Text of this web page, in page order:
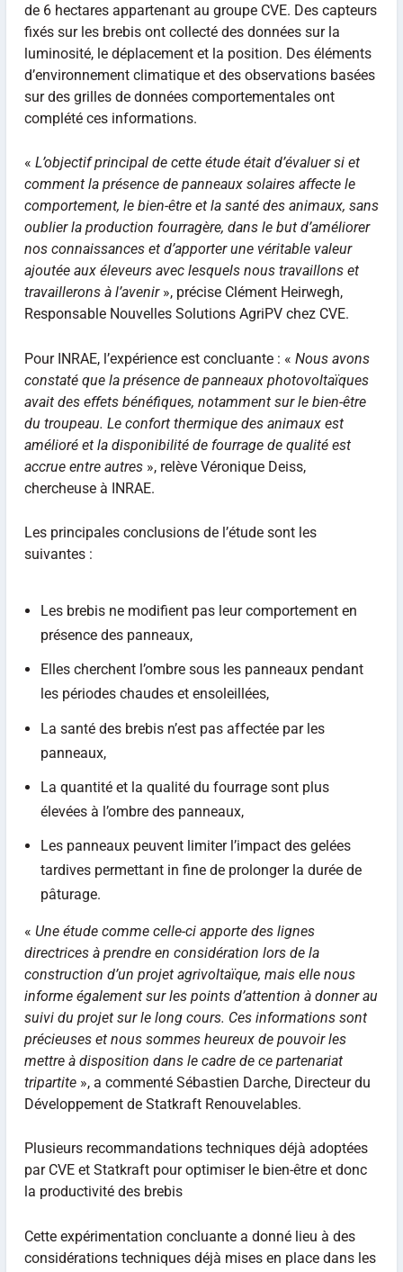
de 6 hectares appartenant au groupe CVE. Des capteurs
fixés sur les brebis ont collecté des données sur la
luminosité, le déplacement et la position. Des éléments
d’environnement climatique et des observations basées
sur des grilles de données comportementales ont
complété ces informations.
« L’objectif principal de cette étude était d’évaluer si et
comment la présence de panneaux solaires affecte le
comportement, le bien-être et la santé des animaux, sans
oublier la production fourragère, dans le but d’améliorer
nos connaissances et d’apporter une véritable valeur
ajoutée aux éleveurs avec lesquels nous travaillons et
travaillerons à l’avenir», précise Clément Heirwegh,
Responsable Nouvelles Solutions AgriPV chez CVE.
Pour INRAE, l’expérience est concluante : « Nous avons
constaté que la présence de panneaux photovoltaïques
avait des effets bénéfiques, notamment sur le bien-être
du troupeau. Le confort thermique des animaux est
amélioré et la disponibilité de fourrage de qualité est
accrue entre autres», relève Véronique Deiss,
chercheuse à INRAE.
Les principales conclusions de l’étude sont les
suivantes :
Les brebis ne modifient pas leur comportement en
présence des panneaux,
Elles cherchent l’ombre sous les panneaux pendant
les périodes chaudes et ensoleillées,
La santé des brebis n’est pas affectée par les
panneaux,
La quantité et la qualité du fourrage sont plus
élevées à l’ombre des panneaux,
Les panneaux peuvent limiter l’impact des gelées
tardives permettant in fine de prolonger la durée de
pâturage.
« Une étude comme celle-ci apporte des lignes
directrices à prendre en considération lors de la
construction d’un projet agrivoltaïque, mais elle nous
informe également sur les points d’attention à donner au
suivi du projet sur le long cours. Ces informations sont
précieuses et nous sommes heureux de pouvoir les
mettre à disposition dans le cadre de ce partenariat
tripartite», a commenté Sébastien Darche, Directeur du
Développement de Statkraft Renouvelables.
Plusieurs recommandations techniques déjà adoptées
par CVE et Statkraft pour optimiser le bien-être et donc
la productivité des brebis
Cette expérimentation concluante a donné lieu à des
considérations techniques déjà mises en place dans les